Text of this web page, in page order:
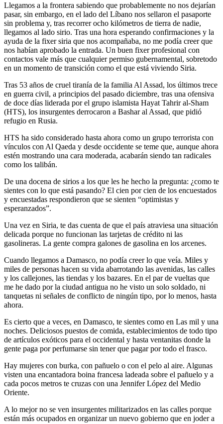
Llegamos a la frontera sabiendo que probablemente no nos dejarían
pasar, sin embargo, en el lado del Líbano nos sellaron el pasaporte
sin problema y, tras recorrer ocho kilómetros de tierra de nadie,
llegamos al lado sirio. Tras una hora esperando confirmaciones y la
ayuda de la fixer siria que nos acompañaba, no me podía creer que
nos habían aprobado la entrada. Un buen fixer profesional con
contactos vale más que cualquier permiso gubernamental, sobretodo
en un momento de transición como el que está viviendo Siria.
Tras 53 años de cruel tiranía de la familia Al Assad, los últimos trece
en guerra civil, a principios del pasado diciembre, tras una ofensiva
de doce días liderada por el grupo islamista Hayat Tahrir al-Sham
(HTS), los insurgentes derrocaron a Bashar al Assad, que pidió
refugio en Rusia.
HTS ha sido considerado hasta ahora como un grupo terrorista con
vínculos con Al Qaeda y desde occidente se teme que, aunque ahora
estén mostrando una cara moderada, acabarán siendo tan radicales
como los talibán.
De una docena de sirios a los que les he hecho la pregunta: ¿como te
sientes con lo que está pasando? El cien por cien de los encuestados
y encuestadas respondieron que se sienten “optimistas y
esperanzados”.
Una vez en Siria, te das cuenta de que el país atraviesa una situación
delicada porque no funcionan las tarjetas de crédito ni las
gasolineras. La gente compra galones de gasolina en los arcenes.
Cuando llegamos a Damasco, no podía creer lo que veía. Miles y
miles de personas hacen su vida abarrotando las avenidas, las calles
y los callejones, las tiendas y los bazares. En el par de vueltas que
me he dado por la ciudad antigua no he visto un solo soldado, ni
tanquetas ni señales de conflicto de ningún tipo, por lo menos, hasta
ahora.
Es cierto que a veces, en Damasco, te sientes como en Las mil y una
noches. Deliciosos puestos de comida, establecimientos de todo tipo
de artículos exóticos para el occidental y hasta ventanitas donde la
gente paga por perfumarse sin tener que pagar por todo el frasco.
Hay mujeres con burka, con pañuelo o con el pelo al aire. Algunas
visten una encantadora boina francesa ladeada sobre el pañuelo y a
cada pocos metros te cruzas con una Jennifer López del Medio
Oriente.
A lo mejor no se ven insurgentes militarizados en las calles porque
están más ocupados en organizar un nuevo gobierno que en joder a